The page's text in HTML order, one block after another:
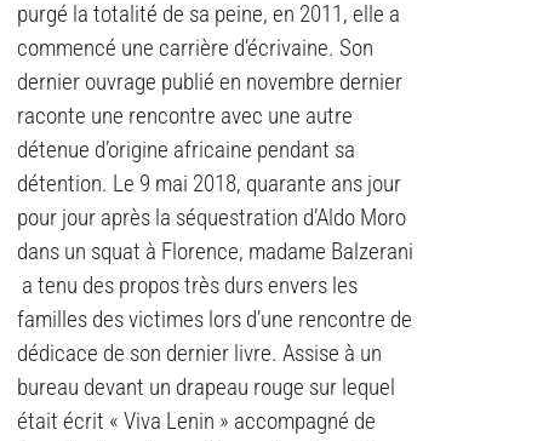
purgé la totalité de sa peine, en 2011, elle a
commencé une carrière d’écrivaine. Son
dernier ouvrage publié en novembre dernier
raconte une rencontre avec une autre
détenue d’origine africaine pendant sa
détention. Le 9 mai 2018, quarante ans jour
pour jour après la séquestration d’Aldo Moro
dans un squat à Florence, madame Balzerani
a tenu des propos très durs envers les
familles des victimes lors d’une rencontre de
dédicace de son dernier livre. Assise à un
bureau devant un drapeau rouge sur lequel
était écrit « Viva Lenin » accompagné de